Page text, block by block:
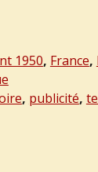
1950, France,
, publicité,